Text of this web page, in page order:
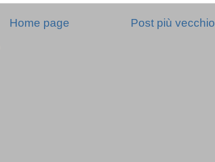
Post più vecchio
Home page